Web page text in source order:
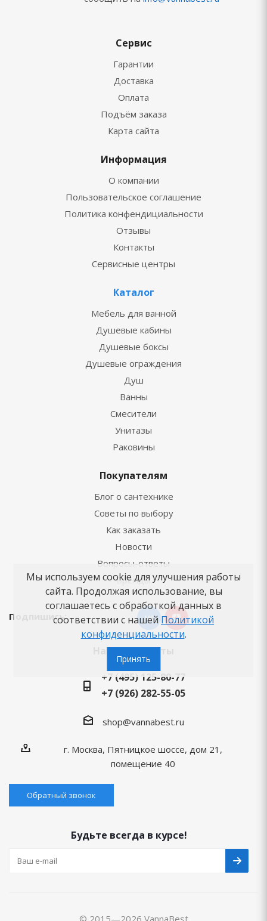
Сервис
Гарантии
Доставка
Оплата
Подъём заказа
Карта сайта
Информация
О компании
Пользовательское соглашение
Политика конфендициальности
Отзывы
Контакты
Сервисные центры
Каталог
Мебель для ванной
Душевые кабины
Душевые боксы
Душевые ограждения
Душ
Ванны
Смесители
Унитазы
Раковины
Покупателям
Блог о сантехнике
Советы по выбору
Как заказать
Новости
Вопросы-ответы
Бренды
Подпишись:
Наши контакты
+7 (495) 125-80-77
+7 (926) 282-55-05
shop@vannabest.ru
г. Москва, Пятницкое шоссе, дом 21,
помещение 40
Обратный звонок
Будьте всегда в курсе!
© 2015—2026 VannaBest
Мы используем cookie для улучшения работы
сайта. Продолжая использование, вы
соглашаетесь с обработкой данных в
соответствии с нашей Политикой
конфиденциальности.
Принять